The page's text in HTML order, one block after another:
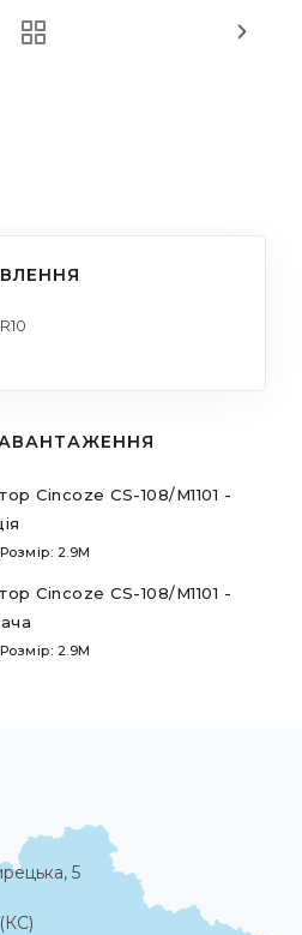
Cincoze CS-108/M1101 -
2.9M
Cincoze CS-108/M1101 -
2.9M
5